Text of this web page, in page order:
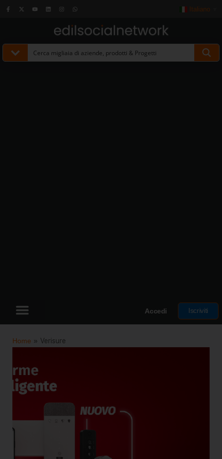
Italiano
Accedi Iscriviti
Home » Verisure